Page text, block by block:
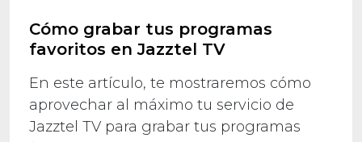
Cómo grabar tus programas
favoritos en Jazztel TV
En este artículo, te mostraremos cómo
aprovechar al máximo tu servicio de
Jazztel TV para grabar tus programas